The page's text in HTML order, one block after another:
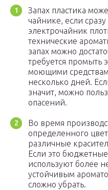
Запах пластика
чайнике, если
электрочайник
технические
запах можно
требуется промыть
моющими
несколько дней.
значит, можно
опасений.
Во время
определенного
различные
Если это
используют более
устойчивым
сложно убрать.